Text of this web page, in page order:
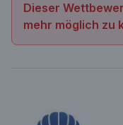
Dieser
mehr möglich zu